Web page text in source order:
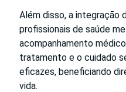
Além disso, a integração
profissionais de saúde
acompanhamento
tratamento e o cuidado
eficazes, beneficiando
vida.